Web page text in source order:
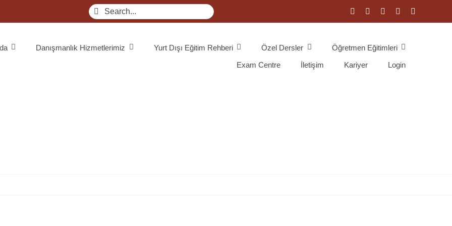
Search
for:
Danışmanlık Hizmetlerimiz Yurt Dışı Eğitim Rehberi Özel Dersler
Öğretmen Eğitimleri
Exam Centre
İletişim Kariyer Login